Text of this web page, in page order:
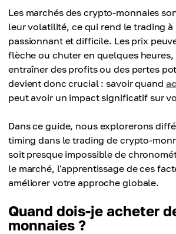
Les marchés des crypto-monnaies
leur volatilité, ce qui rend le trading à
passionnant et difficile. Les prix
flèche ou chuter en quelques
entraîner des profits ou des pertes
devient donc crucial : savoir quand
peut avoir un impact significatif sur
Dans ce guide, nous explorerons
timing dans le trading de crypto-
soit presque impossible de
le marché, l'apprentissage de ces
améliorer votre approche globale.
Quand dois-je acheter
monnaies ?